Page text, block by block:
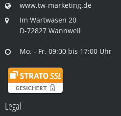
www.tw-marketing.de
Im Wartwasen 20
D-72827 Wannweil
Mo. - Fr. 09:00 bis 17:00 Uhr
Legal